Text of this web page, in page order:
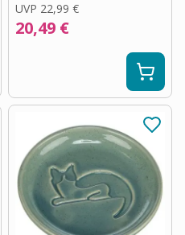
UVP 22,99 €
20,49 €